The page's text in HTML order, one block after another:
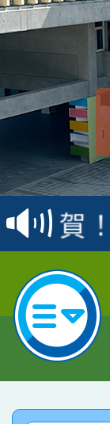
賀
賽
名
賀
倩
名
賀
園
指
賀
賽
賀